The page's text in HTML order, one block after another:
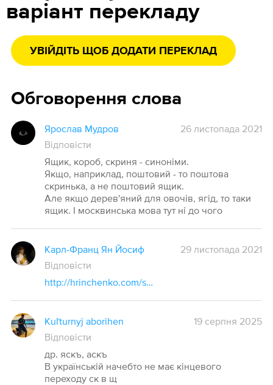
варіант перекладу
УВІЙДІТЬ ЩОБ ДОДАТИ ПЕРЕКЛАД
Обговорення слова
Ярослав Мудров
26 листопада 2021
Відповісти
Ящик, короб, скриня - синоніми.
Якщо, наприклад, поштовий - то поштова
скринька, а не поштовий ящик.
Але якщо дерев'яний для овочів, ягід, то таки
ящик. І москвинська мова тут ні до чого
Карл-Франц Ян Йосиф
29 листопада 2021
Відповісти
http://hrinchenko.com/slovar/znachenie-slova/67278-jashhyk.html#show_point
Kuľturnyj aborihen
19 серпня 2025
Відповісти
др. яскъ, аскъ
В українській начебто не має кінцевого
переходу ск в щ